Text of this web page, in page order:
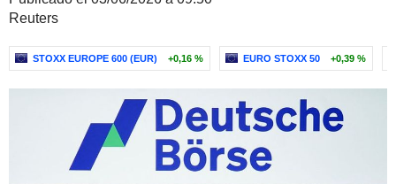
Reuters
STOXX EUROPE 600 (EUR) +0,16 % EURO STOXX 50 +0,39 %